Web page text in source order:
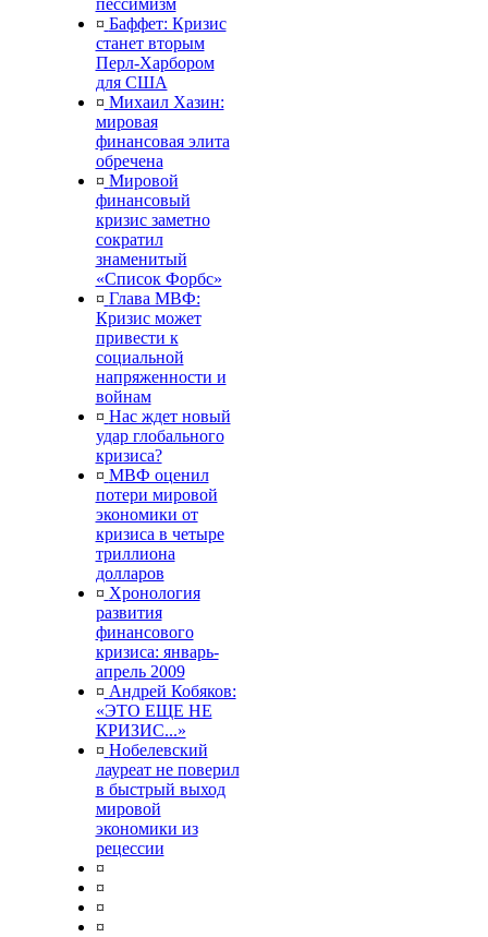
пессимизм
¤ Баффет: Кризис
станет вторым
Перл-Харбором
для США
¤ Михаил Хазин:
мировая
финансовая элита
обречена
¤ Мировой
финансовый
кризис заметно
сократил
знаменитый
«Список Форбс»
¤ Глава МВФ:
Кризис может
привести к
социальной
напряженности и
войнам
¤ Нас ждет новый
удар глобального
кризиса?
¤ МВФ оценил
потери мировой
экономики от
кризиса в четыре
триллиона
долларов
¤ Хронология
развития
финансового
кризиса: январь-
апрель 2009
¤ Андрей Кобяков:
«ЭТО ЕЩЕ НЕ
КРИЗИС...»
¤ Нобелевский
лауреат не поверил
в быстрый выход
мировой
экономики из
рецессии
¤
¤
¤
¤